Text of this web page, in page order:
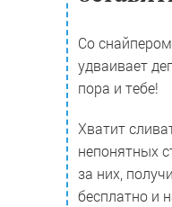
Со
удваивает
пора и тебе!
Хватит
непонятных
за них,
бесплатно и